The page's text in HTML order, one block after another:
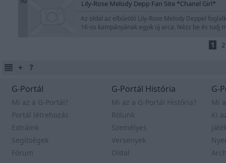
Lily-Rose Melody Depp Fan Site *Chanel Girl*
Az oldal az elbűvölő Lily-Rose Melody Deppel
16-os kampányának egyik új arca. Nézz be és tudj
1 2
G-Portál
Mi az a G-Portál?
Portál létrehozás
Extráink
Segítségek
Fórum
G-Portál História
Mi az a G-Portál História?
Rólunk
Személyes
Versenyek
Oldal
G-
Mi
Ki